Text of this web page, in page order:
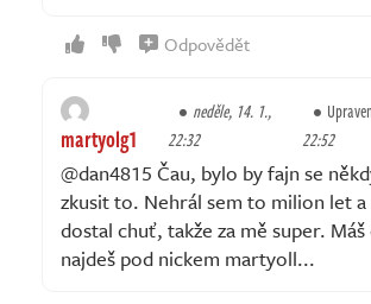
Odpovědět
martyolg1
neděle, 14. 1.,
22:32
22:52
@dan4815 Čau, bylo by fajn se
zkusit to. Nehrál sem to milion let a
dostal chuť, takže za mě super.
najdeš pod nickem martyoll...